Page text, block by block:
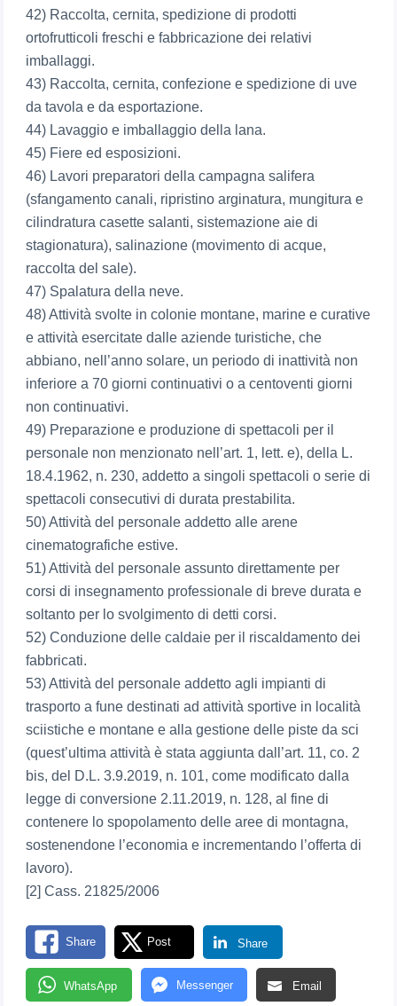
42) Raccolta, cernita, spedizione di prodotti
ortofrutticoli freschi e fabbricazione dei relativi
imballaggi.
43) Raccolta, cernita, confezione e spedizione di uve
da tavola e da esportazione.
44) Lavaggio e imballaggio della lana.
45) Fiere ed esposizioni.
46) Lavori preparatori della campagna salifera
(sfangamento canali, ripristino arginatura, mungitura e
cilindratura casette salanti, sistemazione aie di
stagionatura), salinazione (movimento di acque,
raccolta del sale).
47) Spalatura della neve.
48) Attività svolte in colonie montane, marine e curative
e attività esercitate dalle aziende turistiche, che
abbiano, nell’anno solare, un periodo di inattività non
inferiore a 70 giorni continuativi o a centoventi giorni
non continuativi.
49) Preparazione e produzione di spettacoli per il
personale non menzionato nell’art. 1, lett. e), della L.
18.4.1962, n. 230, addetto a singoli spettacoli o serie di
spettacoli consecutivi di durata prestabilita.
50) Attività del personale addetto alle arene
cinematografiche estive.
51) Attività del personale assunto direttamente per
corsi di insegnamento professionale di breve durata e
soltanto per lo svolgimento di detti corsi.
52) Conduzione delle caldaie per il riscaldamento dei
fabbricati.
53) Attività del personale addetto agli impianti di
trasporto a fune destinati ad attività sportive in località
sciistiche e montane e alla gestione delle piste da sci
(quest’ultima attività è stata aggiunta dall’art. 11, co. 2
bis, del D.L. 3.9.2019, n. 101, come modificato dalla
legge di conversione 2.11.2019, n. 128, al fine di
contenere lo spopolamento delle aree di montagna,
sostenendone l’economia e incrementando l’offerta di
lavoro).
[2] Cass. 21825/2006
Share Post Share
WhatsApp Messenger Email